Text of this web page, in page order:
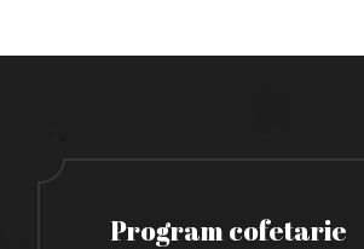
Program cofetarie